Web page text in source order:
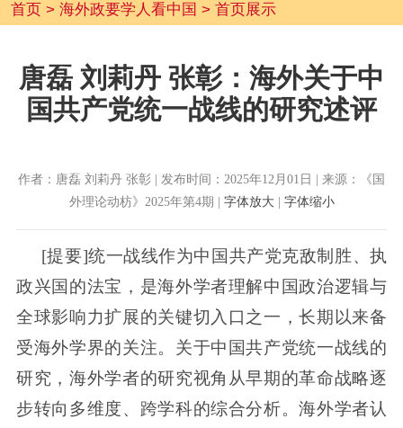
首页> 海外政要学人看中国 > 首页展示
唐磊 刘莉丹 张彰：海外关于中
国共产党统一战线的研究述评
作者：唐磊 刘莉丹 张彰 | 发布时间：2025年12月01日 | 来源：《国
外理论动枋》2025年第4期 | 字体放大| 字体缩小
[提要]统一战线作为中国共产党克敌制胜、执
政兴国的法宝，是海外学者理解中国政治逻辑与
全球影响力扩展的关键切入口之一，长期以来备
受海外学界的关注。关于中国共产党统一战线的
研究，海外学者的研究视角从早期的革命战略逐
步转向多维度、跨学科的综合分析。海外学者认